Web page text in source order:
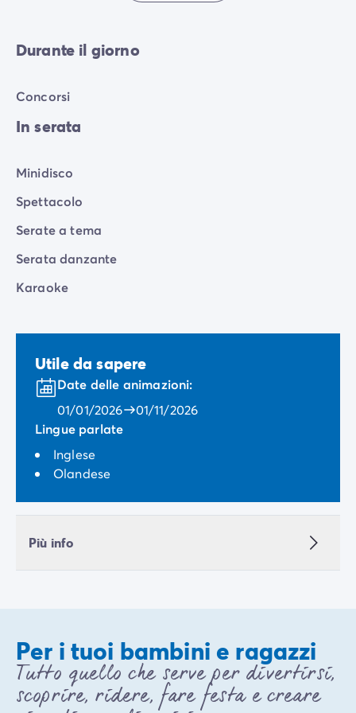
Durante il giorno
Concorsi
In serata
Minidisco
Spettacolo
Serate a tema
Serata danzante
Karaoke
Utile da sapere
Date delle animazioni:
01/01/2026
01/11/2026
Lingue parlate
Inglese
Olandese
Più info
Per i tuoi bambini e ragazzi
Tutto quello che serve per divertirsi,
scoprire, ridere, fare festa e creare